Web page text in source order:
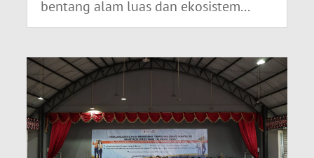
bentang alam luas dan ekosistem...